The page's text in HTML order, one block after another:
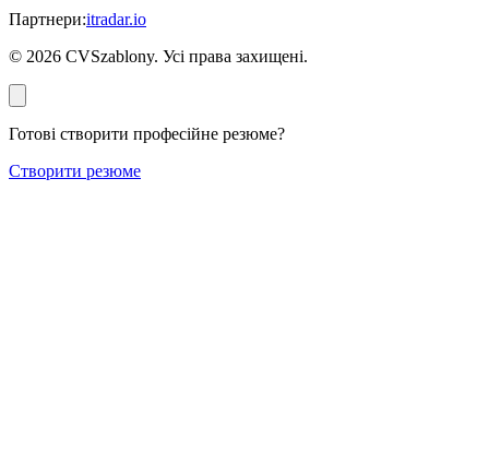
Партнери:itradar.io
© 2026 CVSzablony. Усі права захищені.
Готові створити професійне резюме?
Створити резюме